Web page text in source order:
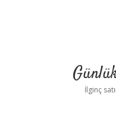
İlginç